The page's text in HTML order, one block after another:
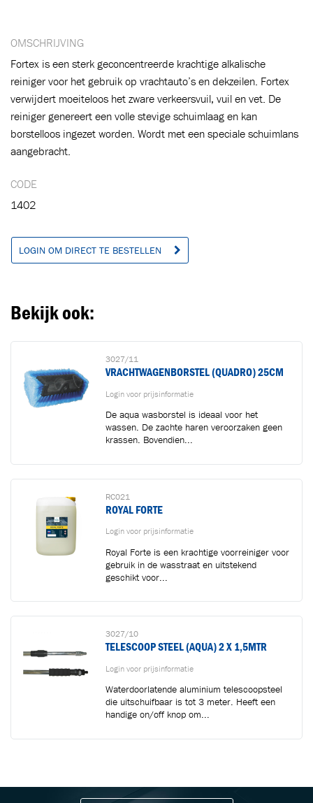
OMSCHRIJVING
Fortex is een sterk geconcentreerde krachtige alkalische
reiniger voor het gebruik op vrachtauto’s en dekzeilen. Fortex
verwijdert moeiteloos het zware verkeersvuil, vuil en vet. De
reiniger genereert een volle stevige schuimlaag en kan
borstelloos ingezet worden. Wordt met een speciale schuimlans
aangebracht.
CODE
1402
LOGIN OM DIRECT TE BESTELLEN
Bekijk ook:
3027/11
VRACHTWAGENBORSTEL (QUADRO) 25CM
Login voor prijsinformatie
De aqua wasborstel is ideaal voor het
wassen. De zachte haren veroorzaken geen
krassen. Bovendien...
RC021
ROYAL FORTE
Login voor prijsinformatie
Royal Forte is een krachtige voorreiniger voor
gebruik in de wasstraat en uitstekend
geschikt voor...
3027/10
TELESCOOP STEEL (AQUA) 2 X 1,5MTR
Login voor prijsinformatie
Waterdoorlatende aluminium telescoopsteel
die uitschuifbaar is tot 3 meter. Heeft een
handige on/off knop om...
Toegevoegd aan winkelwagen
VERDER WINKELEN Ga naar winkelwagen
Ontvang vakgerelateerde tips,